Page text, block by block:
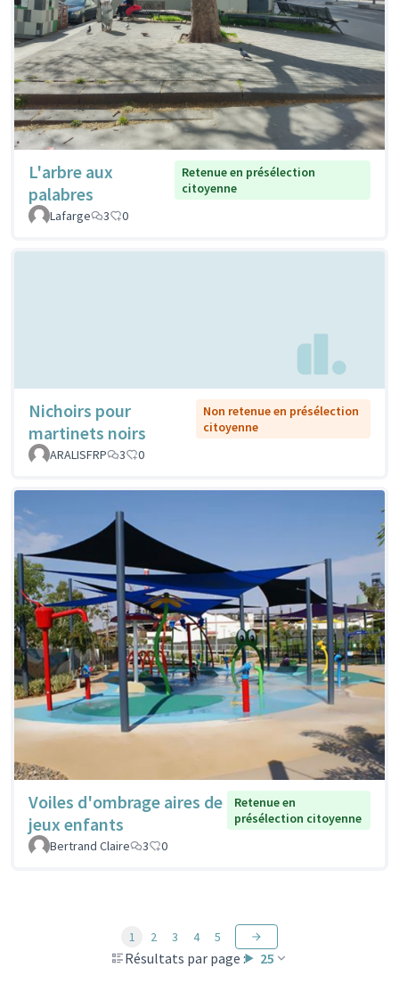
L'arbre aux
palabres
Retenue en présélection
citoyenne
Lafarge
3 0
Nichoirs pour
martinets noirs
Non retenue en présélection
citoyenne
ARALISFRP
3 0
Voiles d'ombrage aires de
jeux enfants
Retenue en
présélection citoyenne
Bertrand Claire
3 0
Résultats par page : 25
1 2 3 4 5